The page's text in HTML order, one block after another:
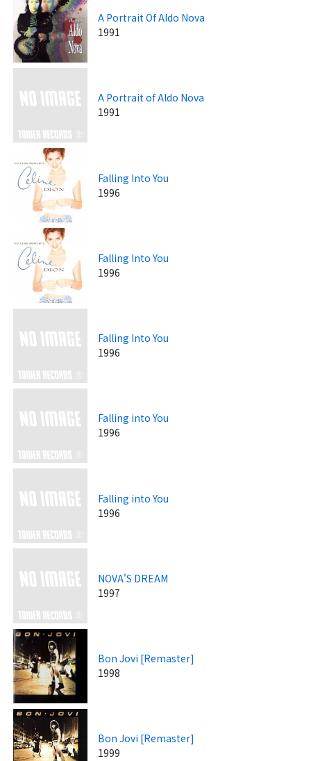
A Portrait Of Aldo Nova
1991
A Portrait of Aldo Nova
1991
Falling Into You
1996
Falling Into You
1996
Falling Into You
1996
Falling into You
1996
Falling into You
1996
NOVA'S DREAM
1997
Bon Jovi [Remaster]
1998
Bon Jovi [Remaster]
1999